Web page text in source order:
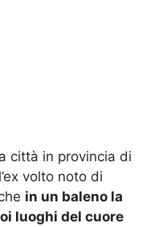
città in provincia di
volto noto di
in un baleno la
luoghi del cuore